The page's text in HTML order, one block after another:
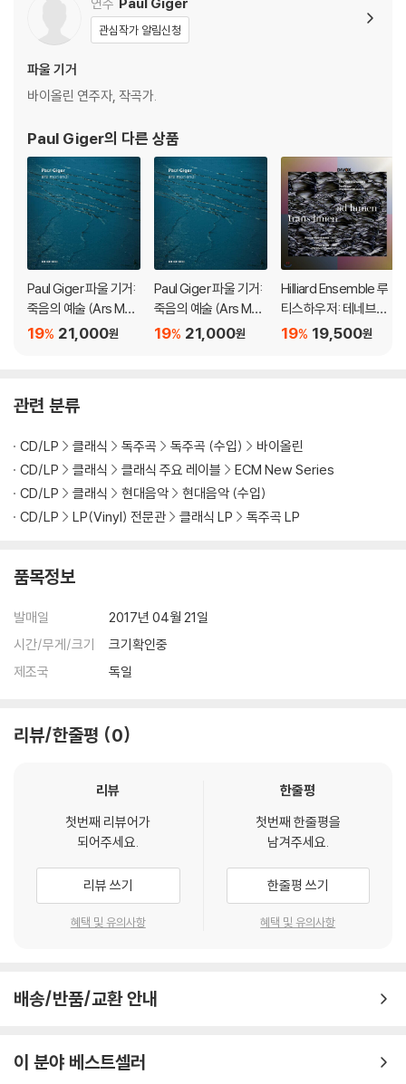
2) LP는 잦은 배송 과정에서 재킷에 손상이 발생할 가능성이 높고 재판매
가 어려우므로 신중한 구매를 부탁드립니다.
연주 Paul Giger
관심작가 알림신청
파울 기거
바이올린 연주자, 작곡가.
Paul Giger의 다른 상품
Paul Giger 파울 기거:
죽음의 예술 (Ars Mori
endi) 21,000원
19%
Paul Giger 파울 기거:
죽음의 예술 (Ars Mori
endi) 21,000원
19%
Hilliard Ensemble 루
티스하우저: 테네브레
/ 기거: 페르트 엠 흐루
19,500원
19%
관련 분류
CD/LP 클래식 독주곡 독주곡 (수입)
바이올린
CD/LP
클래식 클래식 주요 레이블
ECM New Series
CD/LP
클래식 현대음악
현대음악 (수입)
CD/LP
LP(Vinyl) 전문관 클래식 LP 독주곡 LP
품목정보
발매일
2017년 04월 21일
시간/무게/크기
크기확인중
제조국
독일
리뷰/한줄평 0
리뷰
첫번째 리뷰어가
되어주세요.
리뷰 쓰기
혜택 및 유의사항
한줄평
첫번째 한줄평을
남겨주세요.
한줄평 쓰기
혜택 및 유의사항
배송/반품/교환 안내
이 분야 베스트셀러